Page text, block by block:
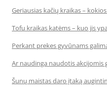
Geriausias kačių kraikas –
Tofu kraikas katėms – kuo jis
Perkant prekes gyvūnams
Ar naudinga naudotis akcijomis
Šunų maistas daro įtaką